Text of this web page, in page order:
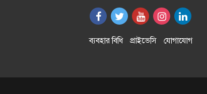
ব্যবহার বিধি প্রাইভেসি যোগাযোগ